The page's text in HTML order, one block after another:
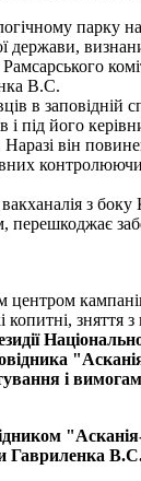
держави,
В.С.
в
під його
він
з
копитні,
і